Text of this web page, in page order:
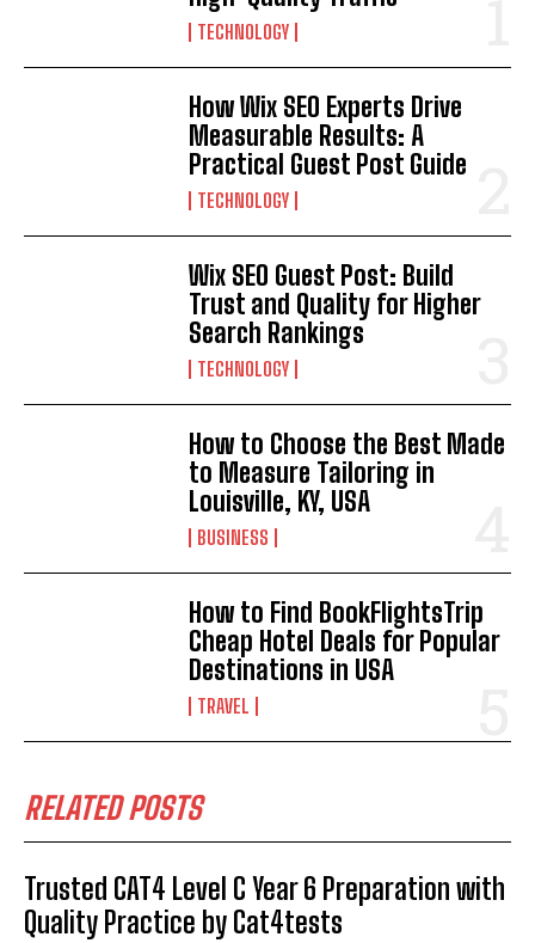
TECHNOLOGY
How Wix SEO Experts Drive
Measurable Results: A
Practical Guest Post Guide
TECHNOLOGY
Wix SEO Guest Post: Build
Trust and Quality for Higher
Search Rankings
TECHNOLOGY
How to Choose the Best Made
to Measure Tailoring in
Louisville, KY, USA
BUSINESS
How to Find BookFlightsTrip
Cheap Hotel Deals for Popular
Destinations in USA
TRAVEL
RELATED POSTS
Trusted CAT4 Level C Year 6 Preparation with
Quality Practice by Cat4tests